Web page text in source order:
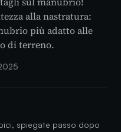
alla nastratura:
più adatto alle
di terreno.
spiegate passo dopo